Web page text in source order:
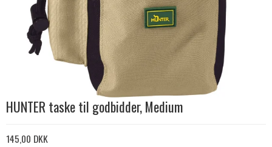
HUNTER taske til godbidder, Medium
145,00 DKK